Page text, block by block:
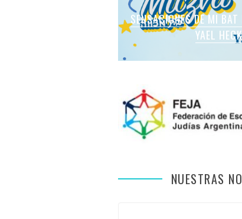
SENSACIONES DE MI
YAEL
SENSACIONES DE MI
SOL
SENSACIONES DE MI
ROMANO
SENSACIONES DE MI
SENSACIONES EN MI
GUIDA
NUESTRAS